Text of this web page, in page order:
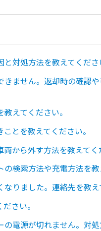
対処方法を教えてくださ
ません。返却時の確認や
えてください。
とを教えてください。
から外す方法を教えてく
検索方法や充電方法を教
りました。連絡先を教え
さい。
電源が切れません。対処